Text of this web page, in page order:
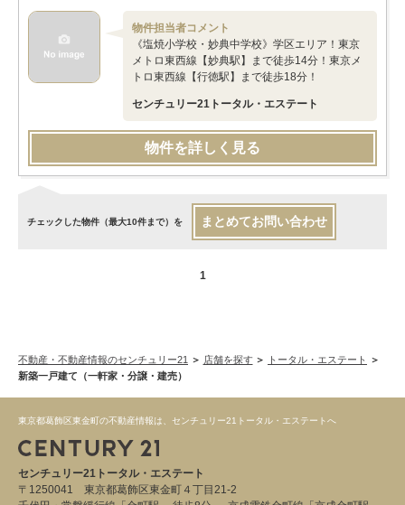
物件担当者コメント
《塩焼小学校・妙典中学校》学区エリア！東京
メトロ東西線【妙典駅】まで徒歩14分！東京メ
トロ東西線【行徳駅】まで徒歩18分！
センチュリー21トータル・エステート
物件を詳しく見る
チェックした物件（最大10件まで）を まとめてお問い合わせ
1
不動産・不動産情報のセンチュリー21 店舗を探す
トータル・エステート
新築一戸建て（一軒家・分譲・建売）
東京都葛飾区東金町の不動産情報は、センチュリー21トータル・エステートへ
センチュリー21トータル・エステート
〒1250041 東京都葛飾区東金町４丁目21-2